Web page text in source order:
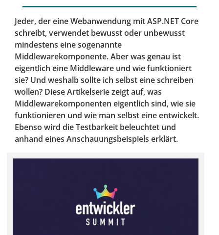
Jeder, der eine Webanwendung mit ASP.NET Core
schreibt, verwendet bewusst oder unbewusst
mindestens eine sogenannte
Middlewarekomponente. Aber was genau ist
eigentlich eine Middleware und wie funktioniert
sie? Und weshalb sollte ich selbst eine schreiben
wollen? Diese Artikelserie zeigt auf, was
Middlewarekomponenten eigentlich sind, wie sie
funktionieren und wie man selbst eine entwickelt.
Ebenso wird die Testbarkeit beleuchtet und
anhand eines Anschauungsbeispiels erklärt.